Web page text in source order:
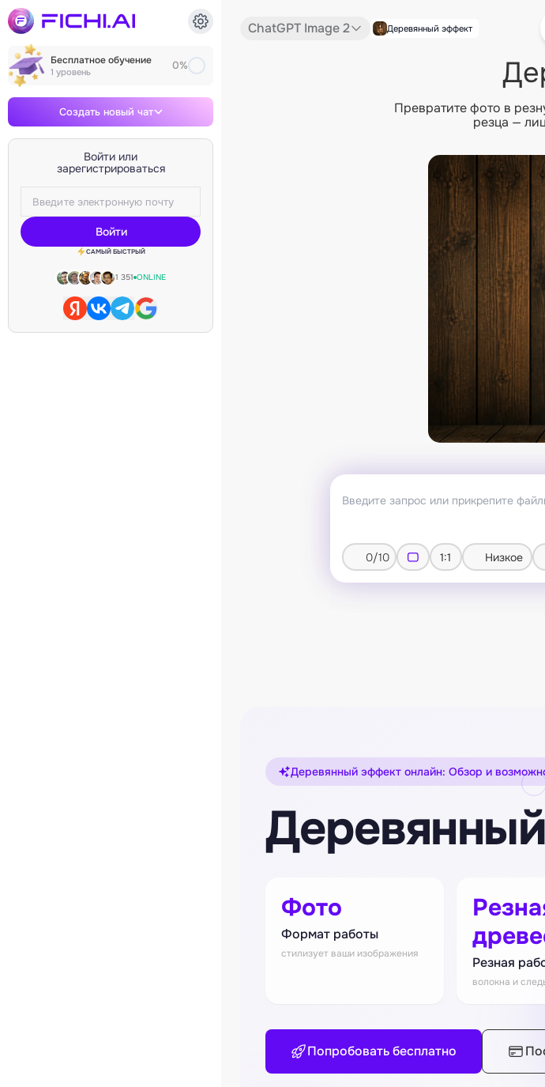
Бесплатное обучение
1 уровень 0%
Создать новый чат
Войти или
зарегистрироваться
Войти
САМЫЙ БЫСТРЫЙ
1 351 ONLINE
ChatGPT Image 2 Деревянный эффект
Превратите фото в
резца —
0/10 1:1 Низкое
Деревянный эффект онлайн: Обзор и
Фото
Формат работы
стилизует ваши изображения
Резная
волокна и
Попробовать бесплатно